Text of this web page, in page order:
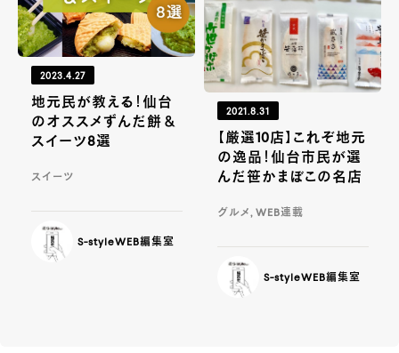
2023.4.27
地元民が教える！仙台
のオススメずんだ餅＆
スイーツ8選
スイーツ
S-styleWEB編集室
2021.8.31
【厳選10店】これぞ地元
の逸品！仙台市民が選
んだ笹かまぼこの名店
グルメ, WEB連載
S-styleWEB編集室